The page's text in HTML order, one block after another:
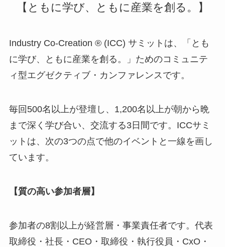
【ともに学び、ともに産業を創る。】
Industry Co-Creation ® (ICC) サミットは、「とも
に学び、ともに産業を創る。」ためのコミュニテ
ィ型エグゼクティブ・カンファレンスです。
毎回500名以上が登壇し、1,200名以上が朝から晩
まで深く学び合い、交流する3日間です。ICCサミ
ットは、次の3つの点で他のイベントと一線を画し
ています。
【質の高い参加者層】
参加者の8割以上が経営層・事業責任者です。代表
取締役・社長・CEO・取締役・執行役員・CxO・